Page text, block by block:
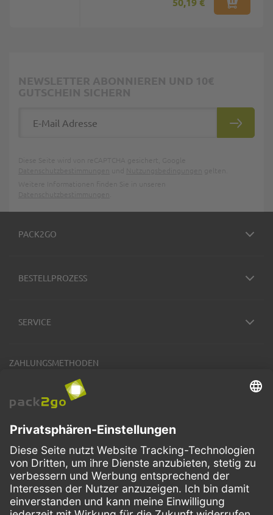
PACK2GO
BESTELLPROZESS
SERVICE
ZAHLUNGSMETHODEN
VERSANDARTEN
FacebookInstagramLinkedIn